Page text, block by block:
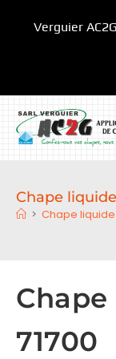
Verguier
Chape
> Chape liquide
71700